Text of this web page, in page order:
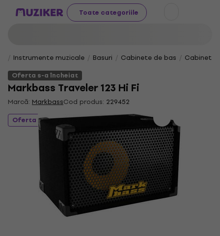
Toate categoriile
Instrumente muzicale Basuri Cabinete de bas
Cabinete
Oferta s-a încheiat
Markbass Traveler 123 Hi Fi
Marcă: MarkbassCod produs: 229452
Oferta s-a încheiat